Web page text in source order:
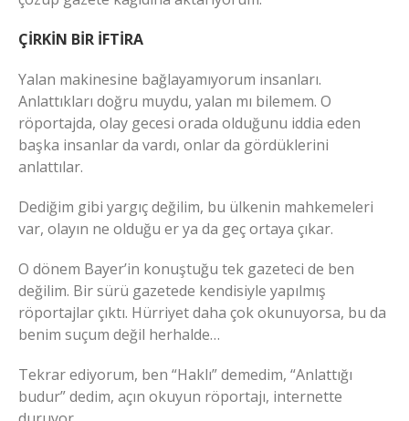
ÇİRKİN BİR İFTİRA
Yalan makinesine bağlayamıyorum insanları.
Anlattıkları doğru muydu, yalan mı bilemem. O
röportajda, olay gecesi orada olduğunu iddia eden
başka insanlar da vardı, onlar da gördüklerini
anlattılar.
Dediğim gibi yargıç değilim, bu ülkenin mahkemeleri
var, olayın ne olduğu er ya da geç ortaya çıkar.
O dönem Bayer’in konuştuğu tek gazeteci de ben
değilim. Bir sürü gazetede kendisiyle yapılmış
röportajlar çıktı. Hürriyet daha çok okunuyorsa, bu da
benim suçum değil herhalde…
Tekrar ediyorum, ben “Haklı” demedim, “Anlattığı
budur” dedim, açın okuyun röportajı, internette